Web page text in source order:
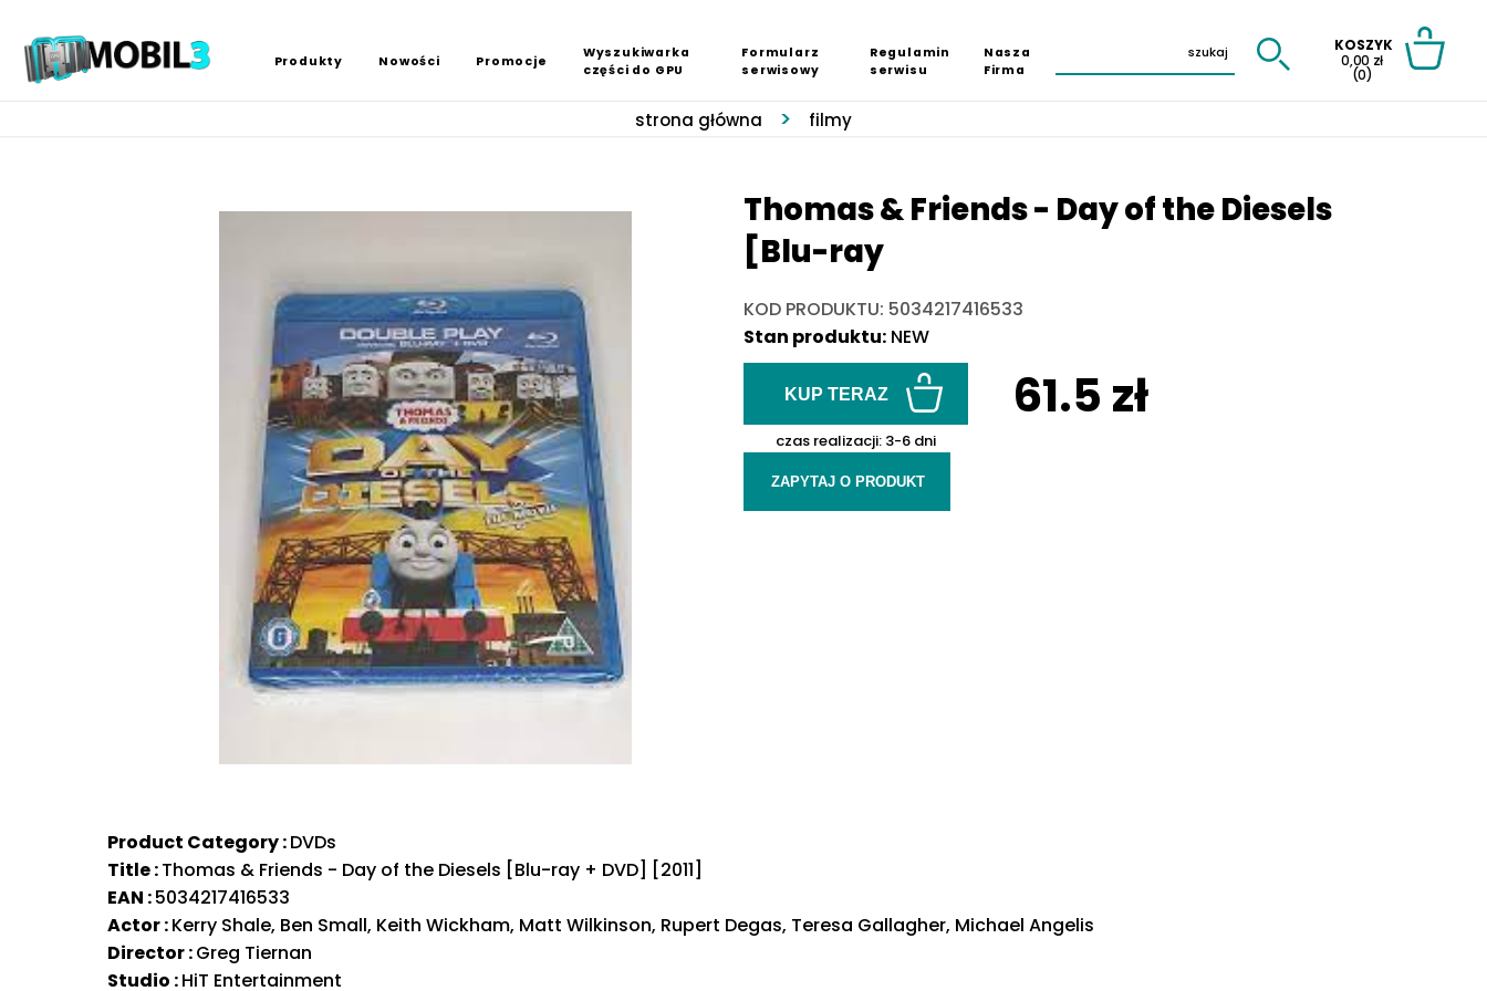
Produkty Nowości Promocje
Wyszukiwarka
części do GPU
Formularz
serwisowy
Regulamin
serwisu
Nasza
Firma
KOSZYK
0,00 zł
(0)
strona główna filmy
Thomas & Friends - Day of the Diesels
[Blu-ray
KOD PRODUKTU: 5034217416533
Stan produktu: NEW
61.5 zł
KUP TERAZ
czas realizacji: 3-6 dni
ZAPYTAJ O PRODUKT
Product Category :DVDs
Title :Thomas & Friends - Day of the Diesels [Blu-ray + DVD] [2011]
EAN :5034217416533
Actor :Kerry Shale, Ben Small, Keith Wickham, Matt Wilkinson, Rupert Degas, Teresa Gallagher, Michael Angelis
Director :Greg Tiernan
Studio :HiT Entertainment